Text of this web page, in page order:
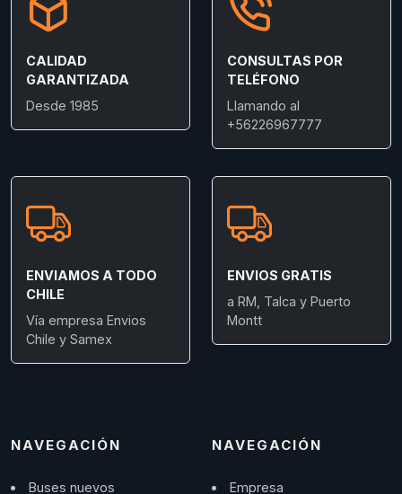
CALIDAD
GARANTIZADA
Desde 1985
CONSULTAS POR
TELÉFONO
Llamando al
+56226967777
ENVIAMOS A TODO
CHILE
Vía empresa Envios
Chile y Samex
ENVIOS GRATIS
a RM, Talca y Puerto
Montt
NAVEGACIÓN
Buses nuevos
NAVEGACIÓN
Empresa